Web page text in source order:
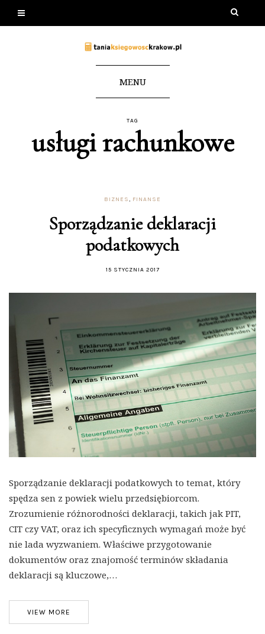
MENU
TAG
usługi rachunkowe
BIZNES, FINANSE
Sporządzanie deklaracji
podatkowych
15 STYCZNIA 2017
Sporządzanie deklaracji podatkowych to temat, który
spędza sen z powiek wielu przedsiębiorcom.
Zrozumienie różnorodności deklaracji, takich jak PIT,
CIT czy VAT, oraz ich specyficznych wymagań może być
nie lada wyzwaniem. Właściwe przygotowanie
dokumentów oraz znajomość terminów składania
deklaracji są kluczowe,…
VIEW MORE